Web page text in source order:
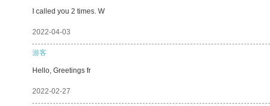
I called you 2 times. W
2022-04-03
游客
Hello, Greetings fr
2022-02-27